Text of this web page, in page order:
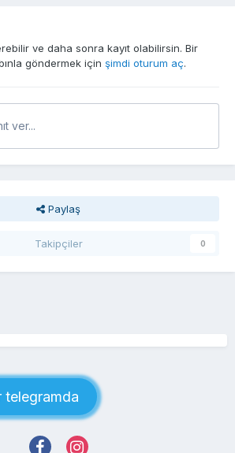
ve daha sonra kayıt olabilirsin. Bir
göndermek için şimdi oturum aç.
ver...
Paylaş
Takipçiler 0
telegramda